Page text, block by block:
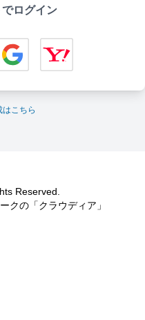
ログイン
はこちら
Reserved.
クの「クラウディア」